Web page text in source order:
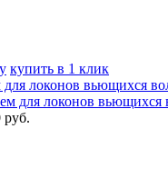
купить в 1 клик
локонов вьющихся
руб.